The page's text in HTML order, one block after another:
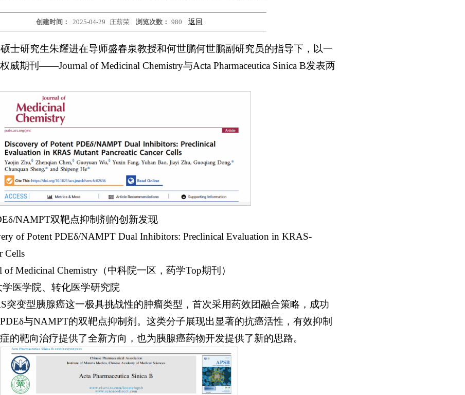
创建时间： 2025-04-29 庄薪荣 浏览次数： 980 返回
士研究生朱耀进在导师盛春泉教授和何世鹏何世鹏副研究员的指导下，以一
威期刊——Journal of Medicinal Chemistry与Acta Pharmaceutica Sinica B发表两
NAMPT双靶点抑制剂的创新发现
of Potent PDEδ/NAMPT Dual Inhibitors: Preclinical Evaluation in KRAS-
Cells
of Medicinal Chemistry（中科院一区，药学Top期刊）
学医学院、转化医学研究院
突变型胰腺癌这一极具挑战性的肿瘤类型，首次采用药效团融合策略，成功
与NAMPT的双靶点抑制剂。这类分子展现出显著的抗癌活性，有效抑制
的靶向治疗提供了全新方向，也为胰腺癌药物开发提供了新的思路。